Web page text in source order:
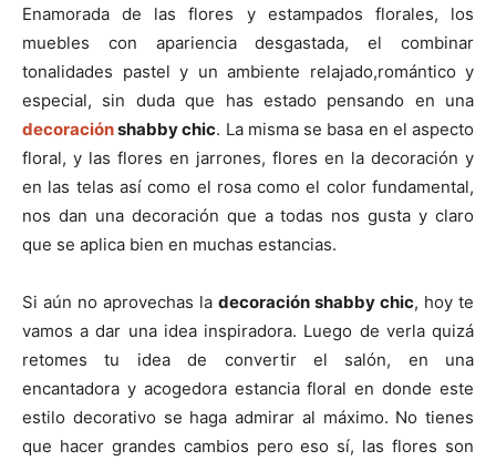
p
r
i
r
e
n
w
t
t
e
r
)
p
r
t
i
r
e
n
e
o
o
k
p
r
i
e
n
r
e
s
p
r
i
r
e
n
i
a
r
t
i
n
t
A
p
p
Enamorada de las flores y estampados florales, los
muebles con apariencia desgastada, el combinar
tonalidades pastel y un ambiente relajado,romántico y
especial, sin duda que has estado pensando en una
decoraciónshabby chic. La misma se basa en el aspecto
floral, y las flores en jarrones, flores en la decoración y
en las telas así como el rosa como el color fundamental,
nos dan una decoración que a todas nos gusta y claro
que se aplica bien en muchas estancias.
Si aún no aprovechas la decoración shabby chic, hoy te
vamos a dar una idea inspiradora. Luego de verla quizá
retomes tu idea de convertir el salón, en una
encantadora y acogedora estancia floral en donde este
estilo decorativo se haga admirar al máximo. No tienes
que hacer grandes cambios pero eso sí, las flores son